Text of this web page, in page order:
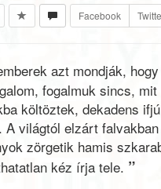
Facebook
azt mondják,
fogalmuk sincs,
költöztek, dekadens
A világtól elzárt
zörgetik hamis
kéz írja tele. ”